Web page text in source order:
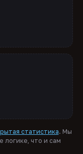
статистика. Мы
что и сам